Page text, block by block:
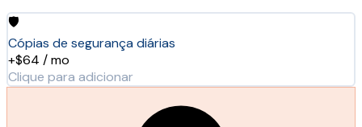
🛡️
Cópias de segurança diárias
+$64 / mo
Clique para adicionar